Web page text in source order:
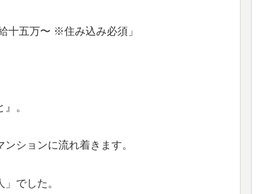
十五万〜 ※住み込み必須」
。
ションに流れ着きます。
でした。